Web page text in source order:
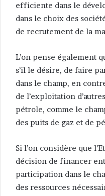
efficiente dans le
dans le choix des
de recrutement de la
L’on pense également
s’il le désire, de faire
dans le champ, en
de l’exploitation
pétrole, comme le
des puits de gaz et de
Si l’on considère que
décision de financer
participation dans le
des ressources